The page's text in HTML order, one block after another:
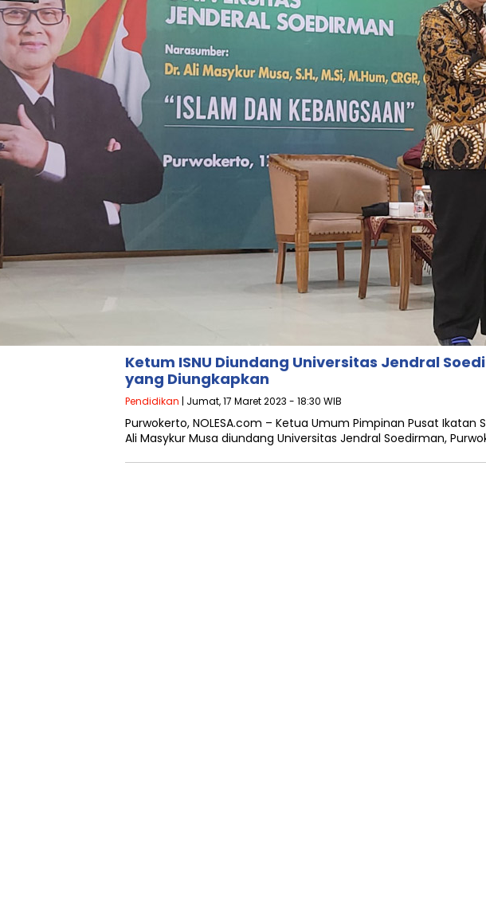
Ketum ISNU Diundang Universitas Jendral
yang Diungkapkan
Pendidikan | Jumat, 17 Maret 2023 - 18:30 WIB
Purwokerto, NOLESA.com – Ketua Umum Pimpinan Pusat Ikatan
Ali Masykur Musa diundang Universitas Jendral Soedirman,